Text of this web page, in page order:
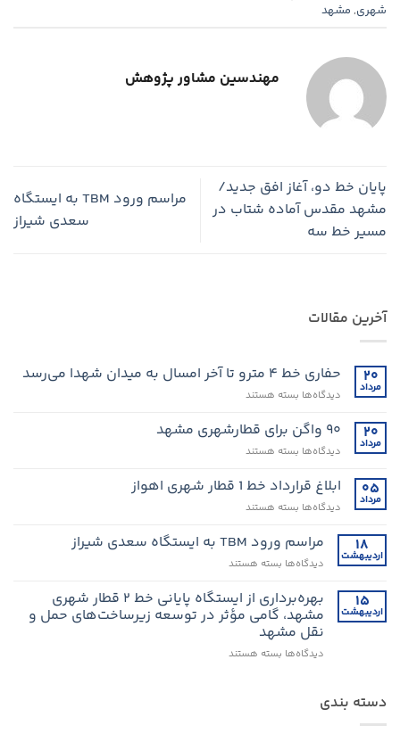
شهری, مشهد
مهندسین مشاور پژوهش
پایان خط دو، آغاز افق جدید/
مشهد مقدس آماده شتاب در
مسیر خط سه
مراسم ورود TBM به ایستگاه
سعدی شیراز
آخرین مقالات
۲۰
مرداد
حفاری خط ۴ مترو تا آخر امسال به میدان شهدا می‌رسد
دیدگاه‌ها برای
خط
۴
مترو
آخر
به
شهدا
می‌رسد
بسته هستند
۲۰
مرداد
۹۰ واگن برای قطارشهری مشهد
دیدگاه‌ها برای
واگن
برای
قطارشهری
بسته هستند
۰۵
مرداد
ابلاغ قرارداد خط 1 قطار شهری اهواز
دیدگاه‌ها برای
قرارداد
خط
1
شهری
اهواز
بسته هستند
۱۸
اردیبهشت
مراسم ورود TBM به ایستگاه سعدی شیراز
دیدگاه‌ها برای
ورود
TBM
به
ایستگاه
سعدی
بسته هستند
۱۵
اردیبهشت
بهره‌برداری از ایستگاه پایانی خط ۲ قطار شهری
مشهد، گامی مؤثر در توسعه زیرساخت‌های حمل و
نقل مشهد
دیدگاه‌ها برای
بسته هستند
دسته بندی